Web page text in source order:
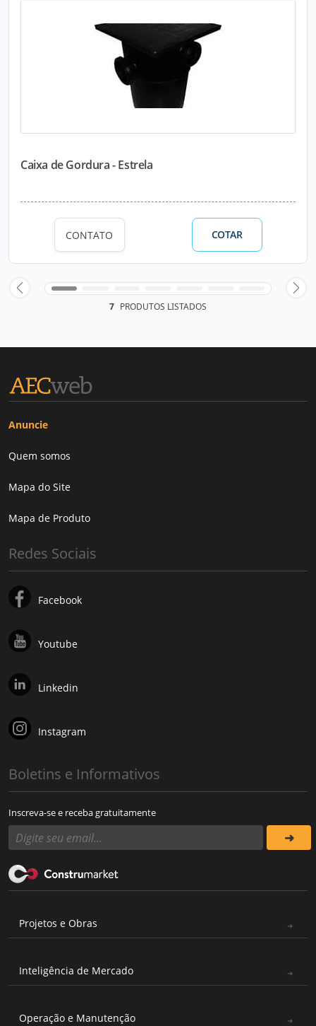
Caixa de Gordura - Estrela
CONTATO COTAR
7 PRODUTOS LISTADOS
Anuncie
Quem somos
Mapa do Site
Mapa de Produto
Redes Sociais
Facebook
Youtube
Linkedin
Instagram
Boletins e Informativos
Inscreva-se e receba gratuitamente
Projetos e Obras
Inteligência de Mercado
Operação e Manutenção